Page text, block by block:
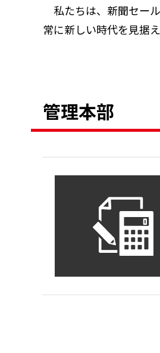
私たちは、新聞セー
常に新しい時代を見据
管理本部